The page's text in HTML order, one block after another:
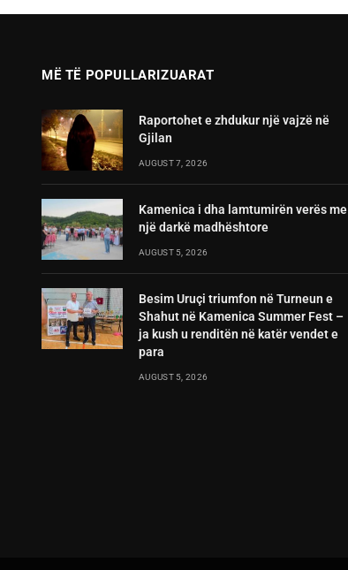
MË TË POPULLARIZUARAT
Raportohet e zhdukur një vajzë në
Gjilan
AUGUST 7, 2026
Kamenica i dha lamtumirën verës me
një darkë madhështore
AUGUST 5, 2026
Besim Uruçi triumfon në Turneun e
Shahut në Kamenica Summer Fest –
ja kush u renditën në katër vendet e
para
AUGUST 5, 2026